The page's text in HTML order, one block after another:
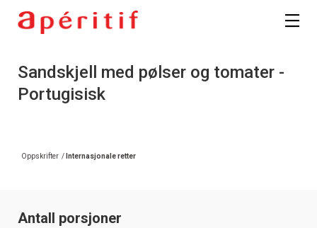
Sandskjell med pølser og tomater -
Portugisisk
Oppskrifter / Internasjonale retter
Antall porsjoner